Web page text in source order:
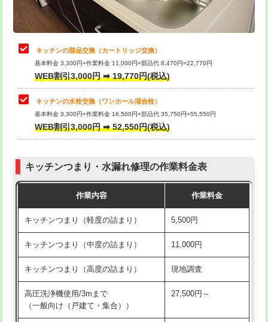
給水管工事※（土の掘削・埋め戻し作
11,000円
給水管工事※（塩ビ管（VP・HI）使
用/3ｍまで)
給水管工事※（塩ビ管（VP・HI）使
用（追加）/3ｍ超え)
給水管工事※（ライニング鋼管・銅
管・ポリ管・HT管使用/3ｍまで)
44,000円
管・ポリ管・HT管使用/3ｍ超え)
排水管工事（土の掘削・埋め戻し作
11,000円~
排水管工事（排水管工事/3ｍまで） 55,000円
排水管工事（追加 排水管工事/3ｍ超
+11,000円
マス交換（土の掘削・埋め戻し作業）
マス交換（深さ50㎝未満）
理・調整・分解・加工など（軽作業）
止水・漏水調査・防水処理・清掃・修
理・調整・分解・加工など（中作業）
22,000円
止水・漏水調査・防水処理・清掃・修
理・調整・分解・加工など（重作業）
33,000円
お風呂タンク脱着
その他部品の脱着
式・ワンホール）)
交換・取付(排水栓・排水トラップ
22,000円+材料費
持込商品取付（単水栓）
キッチンの部品交換（カートリッジ交換）
基本料金 3,300円+作業料金 11,000円+部品代 8,470円=22,770円
WEB割引3,000円 ➡ 19,770円(税込)
キッチンの水栓交換（ワンホール混合栓）
基本料金 3,300円+作業料金 16,500円+部品代 35,750円=55,550円
WEB割引3,000円 ➡ 52,550円(税込)
キッチンつまり・水漏れ修理の作業料金表
作業内容 作業料金
キッチンつまり（軽度の詰まり） 5,500円
キッチンつまり（中度の詰まり） 11,000円
キッチンつまり（高度の詰まり） 現地調査
高圧洗浄機使用/3mまで
（一般向け（戸建て・集合））
27,500円～